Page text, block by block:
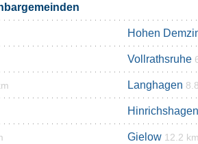
Hohen
Vollrathsruhe
Langhagen
Hinrichshagen
Gielow 12.2 km